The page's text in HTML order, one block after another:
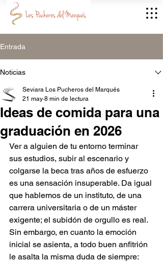
Entrada
Noticias
Ideas de comida para una
graduación en 2026
Seviara Los Pucheros del Marqués
21 may 8 min de lectura
Ver a alguien de tu entorno terminar
sus estudios, subir al escenario y
colgarse la beca tras años de esfuerzo
es una sensación insuperable. Da igual
que hablemos de un instituto, de una
carrera universitaria o de un máster
exigente; el subidón de orgullo es real.
Sin embargo, en cuanto la emoción
inicial se asienta, a todo buen anfitrión
le asalta la misma duda de siempre: